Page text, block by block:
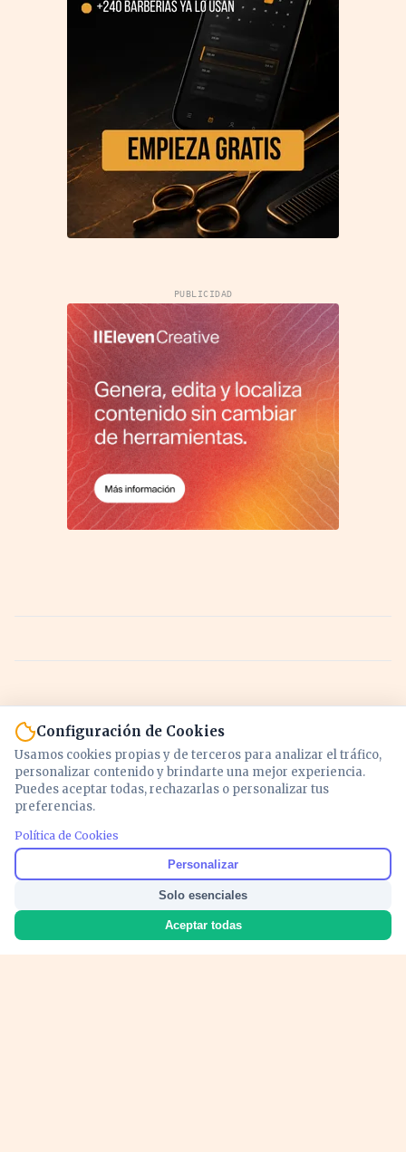
PUBLICIDAD
Noticias y análisis de economía, mercados,
inversión y política. Información actualizada
para entender lo que mueve tu dinero y tu
país.
Configuración de Cookies
Usamos cookies propias y de terceros para analizar el tráfico,
personalizar contenido y brindarte una mejor experiencia.
Puedes aceptar todas, rechazarlas o personalizar tus
preferencias.
Política de Cookies
Personalizar
Solo esenciales
Aceptar todas